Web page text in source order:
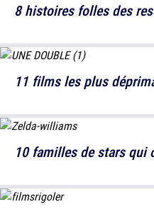
8 histoires folles des
11 films les plus
10 familles de stars qui